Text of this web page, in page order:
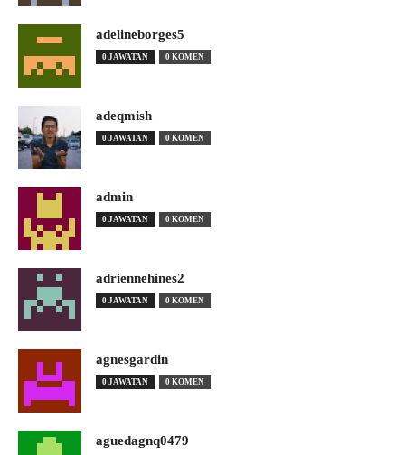
adelineborges5
0 JAWATAN 0 KOMEN
adeqmish
0 JAWATAN 0 KOMEN
admin
0 JAWATAN 0 KOMEN
adriennehines2
0 JAWATAN 0 KOMEN
agnesgardin
0 JAWATAN 0 KOMEN
aguedagnq0479